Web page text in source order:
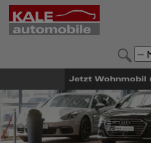
FAHRZEUGBESTAND
LEISTUNGEN
KONFIGURATOR